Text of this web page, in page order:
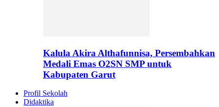
Kalula Akira Althafunnisa, Persembahkan
Medali Emas O2SN SMP untuk
Kabupaten Garut
Profil Sekolah
Didaktika